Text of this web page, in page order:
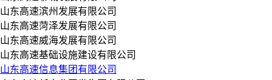
山东高速滨州发展有限公司
山东高速菏泽发展有限公司
山东高速威海发展有限公司
山东高速基础设施建设有限公司
山东高速信息集团有限公司